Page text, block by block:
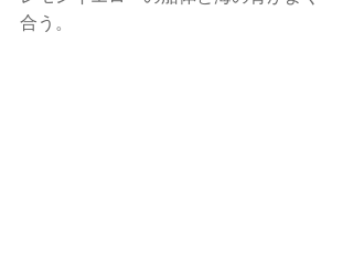
合う。